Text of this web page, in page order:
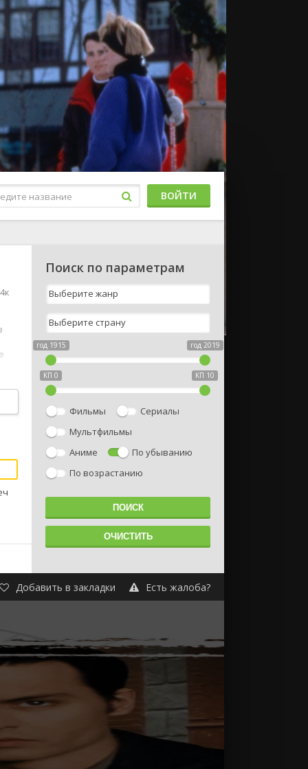
ВОЙТИ
Поиск по параметрам
год 1915 год 2019
КП 0 КП 10
Фильмы
Сериалы
Мультфильмы
Аниме
По убыванию
По возрастанию
Добавить в закладки Есть жалоба?